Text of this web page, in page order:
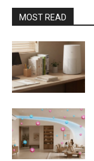
MOST READ